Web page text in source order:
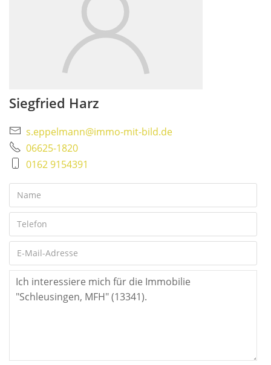
Siegfried Harz
s.eppelmann@immo-mit-bild.de
06625-1820
0162 9154391